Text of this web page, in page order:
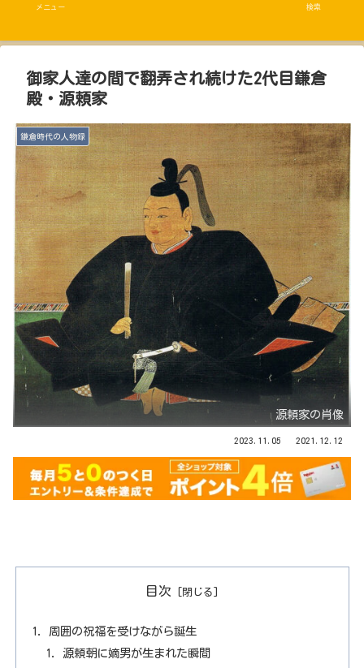
御家人達の間で翻弄され続けた2代目鎌倉
殿・源頼家
鎌倉時代の人物録
源頼家の肖像
2023.11.05 2021.12.12
目次
周囲の祝福を受けながら誕生
源頼朝に嫡男が生まれた瞬間
メニュー 検索